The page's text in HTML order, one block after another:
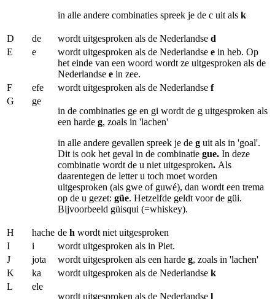
in alle andere combinaties spreek je de c uit als k
D de wordt uitgesproken als de Nederlandse d
E
e wordt uitgesproken als de Nederlandse e in heb. Op
het einde van een woord wordt ze uitgesproken als de
Nederlandse e in zee.
F
efe wordt uitgesproken als de Nederlandse f
G
ge
in de combinaties ge en gi wordt de g uitgesproken als
een harde g, zoals in 'lachen'
in alle andere gevallen spreek je de g uit als in 'goal'.
Dit is ook het geval in de combinatie gue. In deze
combinatie wordt de u niet uitgesproken. Als
daarentegen de letter u toch moet worden
uitgesproken (als gwe of guwé), dan wordt een trema
op de u gezet: güe. Hetzelfde geldt voor de güi.
Bijvoorbeeld güisqui (=whiskey).
H hache de h wordt niet uitgesproken
I
i
wordt uitgesproken als in Piet.
J
jota wordt uitgesproken als een harde g, zoals in 'lachen'
K
ka wordt uitgesproken als de Nederlandse k
L
ele
wordt uitgesproken als de Nederlandse l